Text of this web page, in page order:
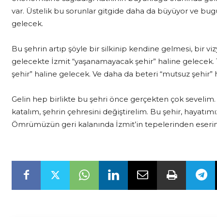
var. Üstelik bu sorunlar gitgide daha da büyüyor ve
gelecek.
Bu şehrin artıp şöyle bir silkinip kendine gelmesi, bir
gelecekte İzmit “yaşanamayacak şehir” haline
şehir” haline gelecek. Ve daha da beteri “mutsuz
Gelin hep birlikte bu şehri önce gerçekten çok
katalım, şehrin çehresini değiştirelim. Bu şehir,
Ömrümüzün geri kalanında İzmit’in tepelerinden